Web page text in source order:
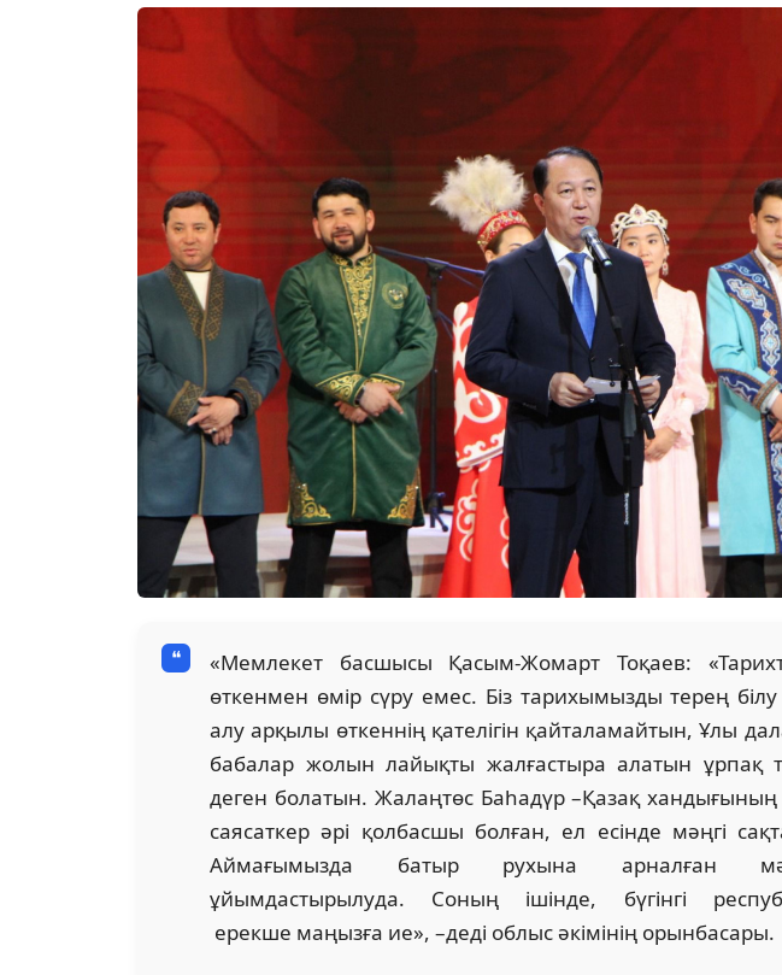
«Мемлекет басшысы Қасым-Жомарт Тоқаев:
өткенмен өмір сүру емес. Біз тарихымызды терең
алу арқылы өткеннің қателігін қайталамайтын, Ұлы
бабалар жолын лайықты жалғастыра алатын ұрпақ
деген болатын. Жалаңтөс Баһадүр –Қазақ
саясаткер әрі қолбасшы болған, ел есінде мәңгі
Аймағымызда батыр рухына арналған
ұйымдастырылуда. Соның ішінде, бүгінгі
ерекше маңызға ие», –деді облыс әкімінің орынбасары.